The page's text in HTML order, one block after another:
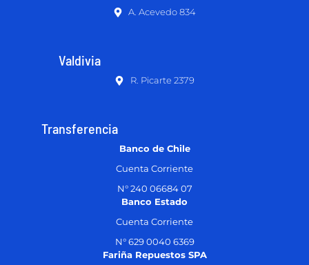
A. Acevedo 834
Valdivia
R. Picarte 2379
Transferencia
Banco de Chile
Cuenta Corriente
N° 240 06684 07
Banco Estado
Cuenta Corriente
N° 629 0040 6369
Fariña Repuestos SPA